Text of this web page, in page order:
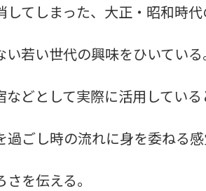
てしまった、大正・昭和時
若い世代の興味をひいてい
どとして実際に活用してい
ごし時の流れに身を委ねる
を伝える。